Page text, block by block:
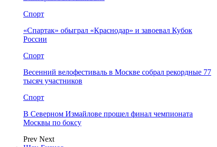
Спорт
«Спартак» обыграл «Краснодар» и завоевал Кубок
России
Спорт
Весенний велофестиваль в Москве собрал рекордные 77
тысяч участников
Спорт
В Северном Измайлове прошел финал чемпионата
Москвы по боксу
Prev Next